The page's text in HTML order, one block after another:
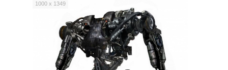
1000 x 1349